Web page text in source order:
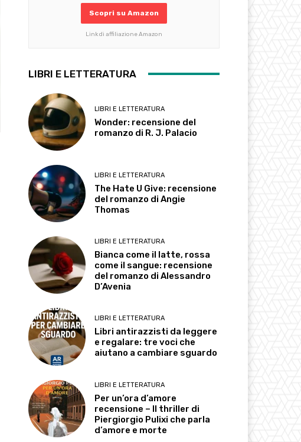
Scopri su Amazon
Link di affiliazione Amazon
LIBRI E LETTERATURA
LIBRI E LETTERATURA
Wonder: recensione del
romanzo di R. J. Palacio
LIBRI E LETTERATURA
The Hate U Give: recensione
del romanzo di Angie
Thomas
LIBRI E LETTERATURA
Bianca come il latte, rossa
come il sangue: recensione
del romanzo di Alessandro
D’Avenia
LIBRI E LETTERATURA
Libri antirazzisti da leggere
e regalare: tre voci che
aiutano a cambiare sguardo
LIBRI E LETTERATURA
Per un’ora d’amore
recensione – Il thriller di
Piergiorgio Pulixi che parla
d’amore e morte